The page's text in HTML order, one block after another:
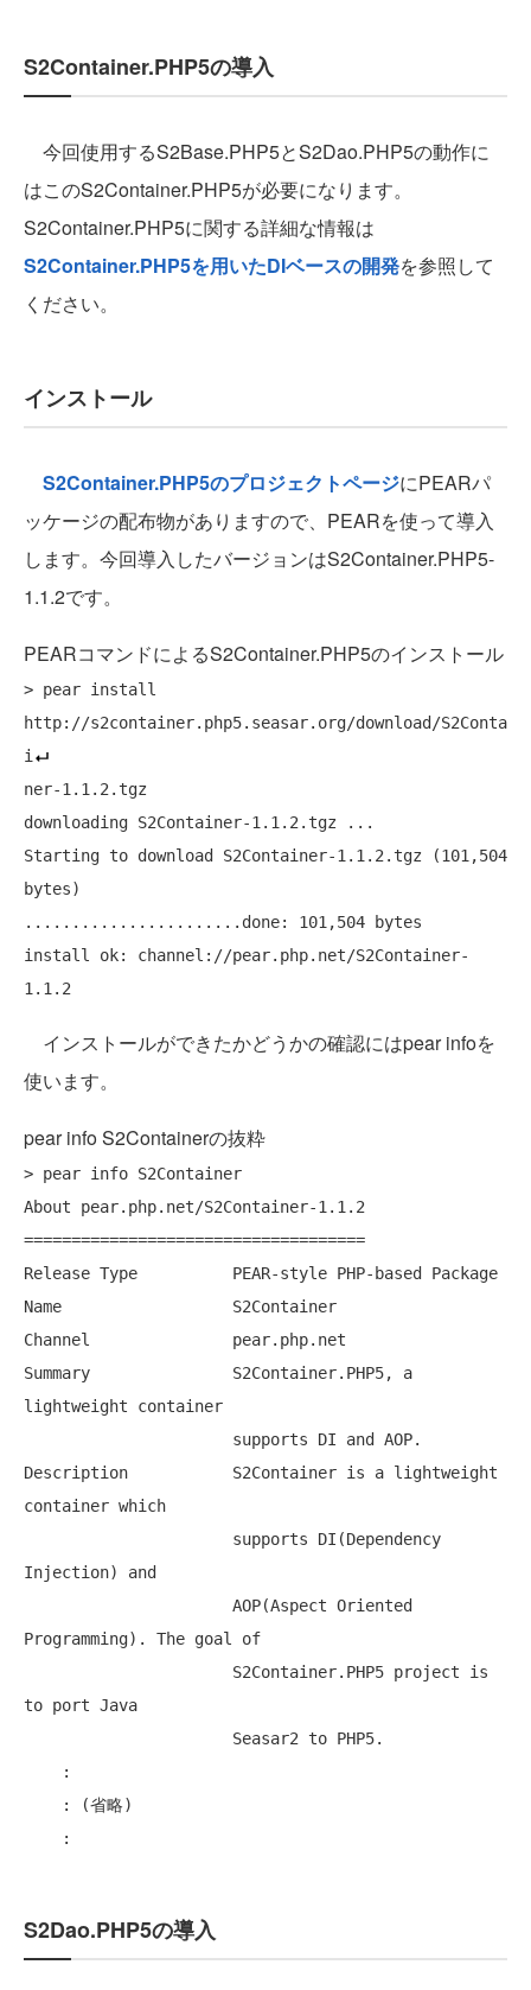
S2Container.PHP5の導入
今回使用するS2Base.PHP5とS2Dao.PHP5の動作に
はこのS2Container.PHP5が必要になります。
S2Container.PHP5に関する詳細な情報は
S2Container.PHP5を用いたDIベースの開発を参照して
ください。
インストール
S2Container.PHP5のプロジェクトページにPEARパ
ッケージの配布物がありますので、PEARを使って導入
します。今回導入したバージョンはS2Container.PHP5-
1.1.2です。
PEARコマンドによるS2Container.PHP5のインストール
> pear install
http://s2container.php5.seasar.org/download/S2Conta
i
ner-1.1.2.tgz
downloading S2Container-1.1.2.tgz ...
Starting to download S2Container-1.1.2.tgz (101,504
bytes)
.......................done: 101,504 bytes
install ok: channel://pear.php.net/S2Container-
インストールができたかどうかの確認にはpear infoを
使います。
pear info S2Containerの抜粋
> pear info S2Container
About pear.php.net/S2Container-1.1.2
====================================
Release Type          PEAR-style PHP-based Package
Name                  S2Container
Channel               pear.php.net
Summary               S2Container.PHP5, a
lightweight container
Description           S2Container is a lightweight
container which
Injection) and
Programming). The goal of
to port Java
S2Dao.PHP5の導入